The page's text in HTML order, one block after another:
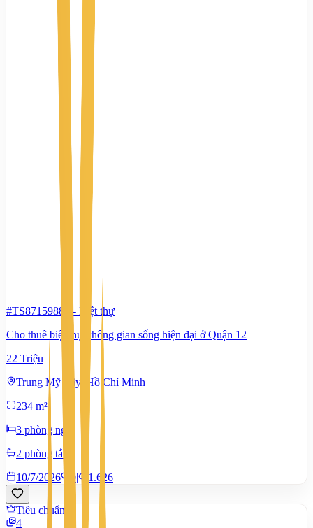
#TS87159881 - Biệt thự
Cho thuê biệt thự không gian sống hiện đại ở Quận 12
22 Triệu
Trung Mỹ Tây, Hồ Chí Minh
234 m²
3 phòng ngủ
2 phòng tắm
10/7/2026
0| 1.626
Tiêu chuẩn
4